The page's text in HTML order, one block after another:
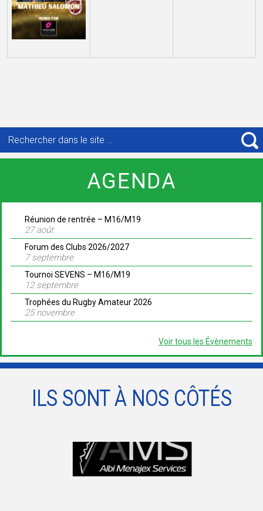
pour
:
AGENDA
Réunion de rentrée – M16/M19
27 août
Forum des Clubs 2026/2027
7 septembre
Tournoi SEVENS – M16/M19
12 septembre
Trophées du Rugby Amateur 2026
25 novembre
Voir tous les Évènements
ILS SONT À NOS CÔTÉS